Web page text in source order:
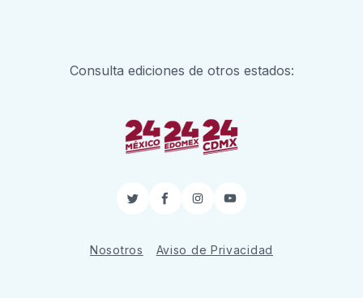
Consulta ediciones de otros estados:
TwitterFacebook
InstagramYouTube
Nosotros Aviso de Privacidad